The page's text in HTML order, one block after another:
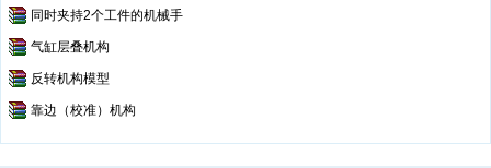
同时夹持2个工件的机械手
气缸层叠机构
反转机构模型
靠边（校准）机构